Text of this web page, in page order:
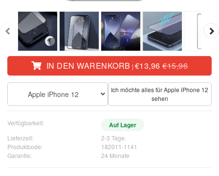
IN DEN WARENKORB | €13,96€15,96
Apple iPhone 12
Ich möchte alles für Apple iPhone 12
sehen
Verfügbarkeit: Auf Lager
Lieferzeit:
2-3 Tage.
Produktcode:
182011-1141
Garantie:
24 Monate